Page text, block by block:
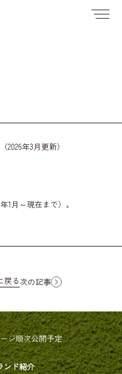
年3月更新）
1月～現在まで）。
戻る次の記事
ジ順次公開予定
ンド紹介